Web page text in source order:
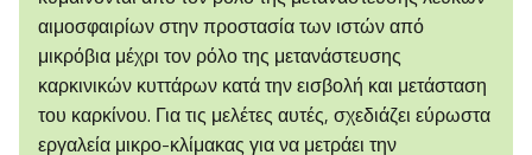
αιμοσφαιρίων στην προστασία των ιστών από
μικρόβια μέχρι τον ρόλο της μετανάστευσης
καρκινικών κυττάρων κατά την εισβολή και μετάσταση
του καρκίνου. Για τις μελέτες αυτές, σχεδιάζει εύρωστα
εργαλεία μικρο-κλίμακας για να μετράει την